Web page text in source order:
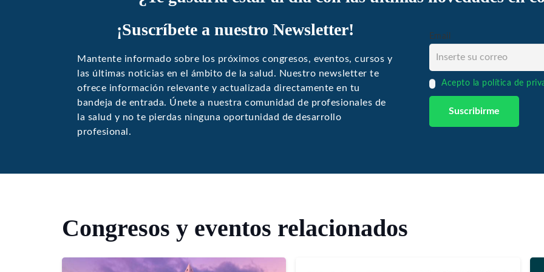
¡Suscríbete a nuestro Newsletter!
Mantente informado sobre los próximos congresos, eventos, cursos y
las últimas noticias en el ámbito de la salud. Nuestro newsletter te
ofrece información relevante y actualizada directamente en tu
bandeja de entrada. Únete a nuestra comunidad de profesionales de
la salud y no te pierdas ninguna oportunidad de desarrollo
profesional.
Email
Acepto la política de
Congresos y eventos relacionados